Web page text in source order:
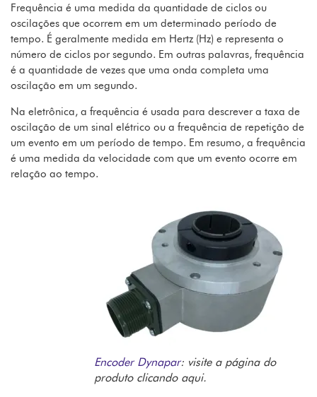
Frequência é uma medida da quantidade de ciclos ou
oscilações que ocorrem em um determinado período de
tempo. É geralmente medida em Hertz (Hz) e representa o
número de ciclos por segundo. Em outras palavras, frequência
é a quantidade de vezes que uma onda completa uma
oscilação em um segundo.
Na eletrônica, a frequência é usada para descrever a taxa de
oscilação de um sinal elétrico ou a frequência de repetição de
um evento em um período de tempo. Em resumo, a frequência
é uma medida da velocidade com que um evento ocorre em
relação ao tempo.
Encoder Dynapar: visite a página do
produto clicando aqui.